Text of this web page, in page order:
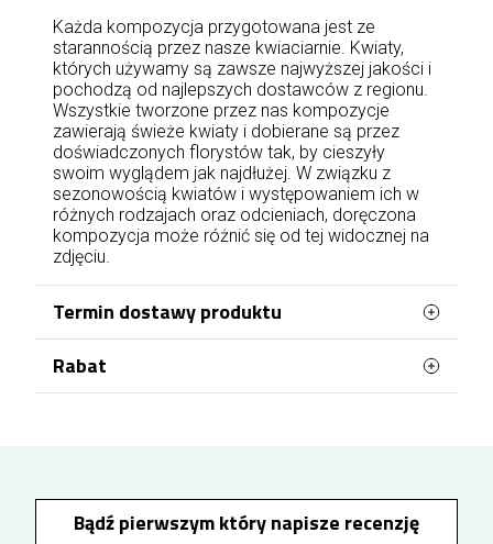
Każda kompozycja przygotowana jest ze
starannością przez nasze kwiaciarnie. Kwiaty,
których używamy są zawsze najwyższej jakości i
pochodzą od najlepszych dostawców z regionu.
Wszystkie tworzone przez nas kompozycje
zawierają świeże kwiaty i dobierane są przez
doświadczonych florystów tak, by cieszyły
swoim wyglądem jak najdłużej. W związku z
sezonowością kwiatów i występowaniem ich w
różnych rodzajach oraz odcieniach, doręczona
kompozycja może różnić się od tej widocznej na
zdjęciu.
Termin dostawy produktu
Kwiaty mogą być doręczone jeszcze tego
samego dnia, najwcześniej w ciągu 2 godzin, jeżeli
Rabat
otrzymasz 1% rabatu na kolejne zakupy.
Maksymalny rabat to 10%, który otrzymasz NA
Bądź pierwszym który napisze recenzję